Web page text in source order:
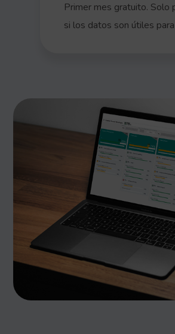
Primer mes gratuito. Solo
si los datos son útiles